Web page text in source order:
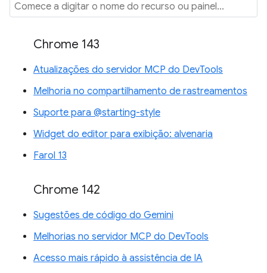
Chrome 143
Atualizações do servidor MCP do DevTools
Melhoria no compartilhamento de rastreamentos
Suporte para @starting-style
Widget do editor para exibição: alvenaria
Farol 13
Chrome 142
Sugestões de código do Gemini
Melhorias no servidor MCP do DevTools
Acesso mais rápido à assistência de IA